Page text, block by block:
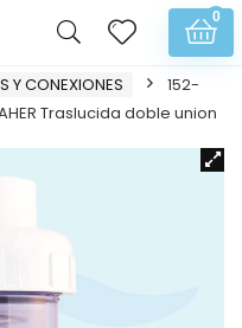
0
Y CONEXIONES
152-
Traslucida doble union